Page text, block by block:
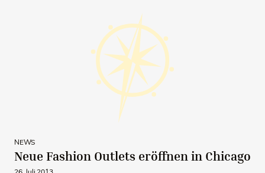
NEWS
Neue Fashion Outlets eröffnen in Chicago